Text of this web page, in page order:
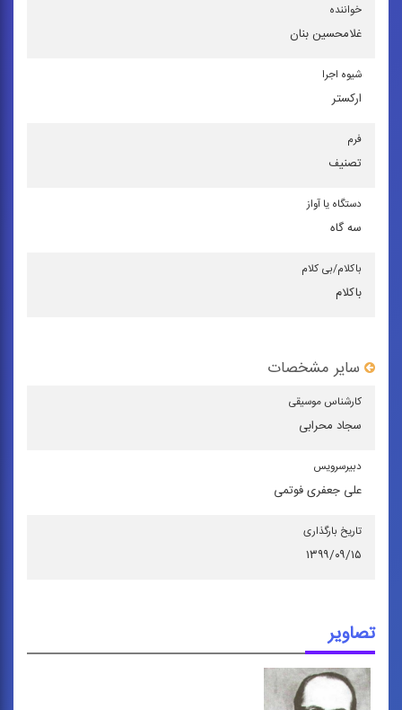
خواننده
غلامحسین بنان
شیوه اجرا
اركستر
فرم
تصنیف
دستگاه یا آواز
سه گاه
باكلام/بی كلام
باکلام
سایر مشخصات
كارشناس موسیقی
سجاد محرابی
دبیرسرویس
علی جعفری فوتمی
تاریخ بارگذاری
۱۳۹۹/۰۹/۱۵
تصاویر